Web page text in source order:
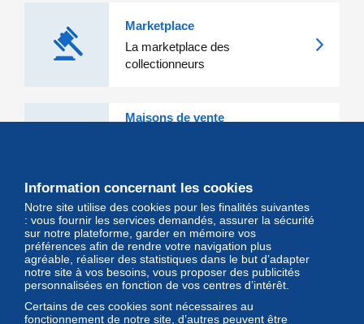
Marketplace
La marketplace des
collectionneurs
Maisons de vente
Magazine
Un regard unique et décalé sur
l'univers des timbres et leurs
collectionneurs
Information concernant les cookies
Notre site utilise des cookies pour les finalités suivantes
: vous fournir les services demandés, assurer la sécurité
sur notre plateforme, garder en mémoire vos
préférences afin de rendre votre navigation plus
agréable, réaliser des statistiques dans le but d’adapter
notre site à vos besoins, vous proposer des publicités
personnalisées en fonction de vos centres d’intérêt.
Certains de ces cookies sont nécessaires au
fonctionnement de notre site, d’autres peuvent être